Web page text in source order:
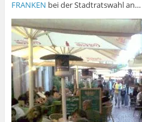
FRANKEN bei der Stadtratswahl an…